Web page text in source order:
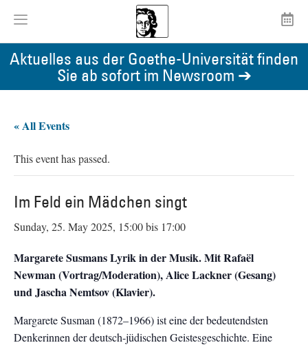
Aktuelles aus der Goethe-Universität finden
Sie ab sofort im Newsroom ➔
« All Events
This event has passed.
Im Feld ein Mädchen singt
Sunday, 25. May 2025, 15:00bis 17:00
Margarete Susmans Lyrik in der Musik. Mit Rafaël
Newman (Vortrag/Moderation), Alice Lackner (Gesang)
und Jascha Nemtsov (Klavier).
Margarete Susman (1872–1966) ist eine der bedeutendsten
Denkerinnen der deutsch-jüdischen Geistesgeschichte. Eine